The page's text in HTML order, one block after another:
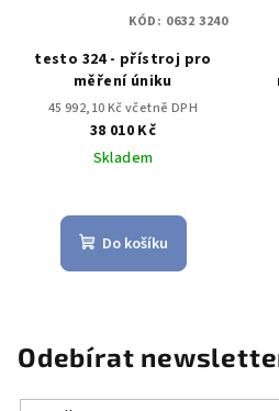
testo 324 - přístroj pro
měření úniku
45 992,10 Kč včetně DPH
38 010 Kč
Skladem
Do košíku
KÓD: 0632 3240
Odebírat